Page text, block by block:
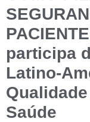
participa
Latino-
Saúde